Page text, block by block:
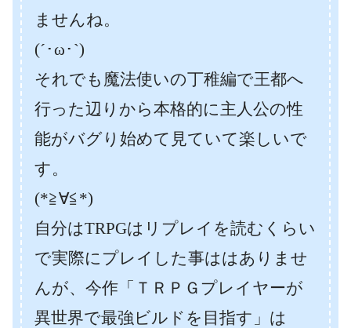
ませんね。
(´･ω･`)
それでも魔法使いの丁稚編で王都へ
行った辺りから本格的に主人公の性
能がバグり始めて見ていて楽しいで
す。
(*≧∀≦*)
自分はTRPGはリプレイを読むくらい
で実際にプレイした事ははありませ
んが、今作「ＴＲＰＧプレイヤーが
異世界で最強ビルドを目指す」は